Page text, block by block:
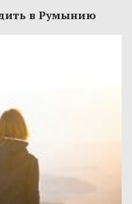
в Румынию